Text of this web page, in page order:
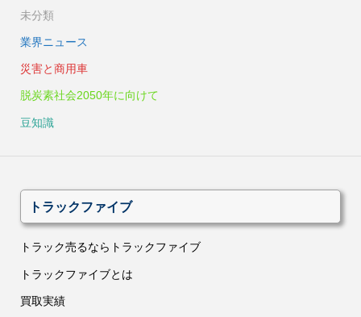
未分類
業界ニュース
災害と商用車
脱炭素社会2050年に向けて
豆知識
トラックファイブ
トラック売るならトラックファイブ
トラックファイブとは
買取実績